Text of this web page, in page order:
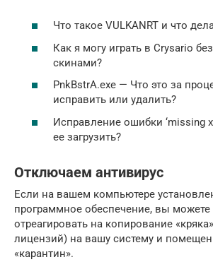
Что такое VULKANRT и что
Как я могу играть в Crysario
скинами?
PnkBstrA.exe — Что это за
исправить или удалить?
Исправление ошибки ‘missing
ее загрузить?
Отключаем антивирус
Если на вашем компьютере
программное обеспечение, вы можете
отреагировать на копирование
лицензий) на вашу систему и
«карантин».